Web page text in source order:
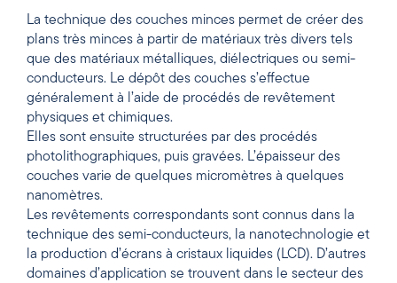
La technique des couches minces permet de créer des
plans très minces à partir de matériaux très divers tels
que des matériaux métalliques, diélectriques ou semi-
conducteurs. Le dépôt des couches s’effectue
généralement à l’aide de procédés de revêtement
physiques et chimiques.
Elles sont ensuite structurées par des procédés
photolithographiques, puis gravées. L’épaisseur des
couches varie de quelques micromètres à quelques
nanomètres.
Les revêtements correspondants sont connus dans la
technique des semi-conducteurs, la nanotechnologie et
la production d’écrans à cristaux liquides (LCD). D’autres
domaines d’application se trouvent dans le secteur des